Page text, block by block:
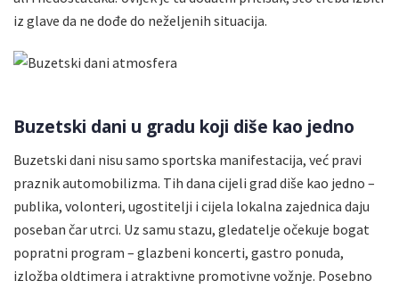
iz glave da ne dođe do neželjenih situacija.
Buzetski dani u gradu koji diše kao jedno
Buzetski dani nisu samo sportska manifestacija, već pravi
praznik automobilizma. Tih dana cijeli grad diše kao jedno –
publika, volonteri, ugostitelji i cijela lokalna zajednica daju
poseban čar utrci. Uz samu stazu, gledatelje očekuje bogat
popratni program – glazbeni koncerti, gastro ponuda,
izložba oldtimera i atraktivne promotivne vožnje. Posebno